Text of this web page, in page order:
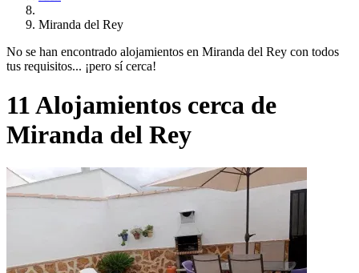
Miranda del Rey
No se han encontrado alojamientos en Miranda del Rey con todos
tus requisitos... ¡pero sí cerca!
11 Alojamientos cerca de
Miranda del Rey